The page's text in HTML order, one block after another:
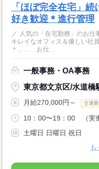
「ほぼ完全在宅」
好き歓迎＊進行管理
／ 人気の「在宅勤務」のお仕事 コスメ・美容好きさん大歓迎！ ＼
キレイなオフィス＆優しい社員
＊…… お仕...
一般事務・OA事務
東京都文京区/水道橋
月給270,000円～ 交通
10：00〜19：00 （実
土曜日 日曜日 祝日
も